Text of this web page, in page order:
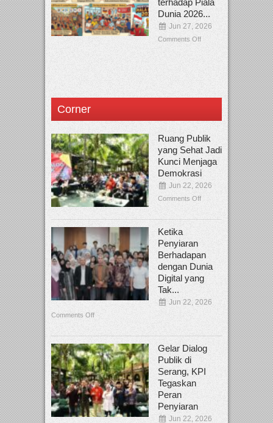
terhadap Piala
Dunia 2026...
Jun 27, 2026
Comments Off
Corner
Ruang Publik
yang Sehat Jadi
Kunci Menjaga
Demokrasi
Jun 22, 2026
Comments Off
Ketika
Penyiaran
Berhadapan
dengan Dunia
Digital yang
Tak...
Jun 22, 2026
Comments Off
Gelar Dialog
Publik di
Serang, KPI
Tegaskan
Peran
Penyiaran
Jun 22, 2026